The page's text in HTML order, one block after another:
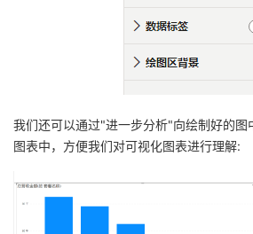
我们还可以通过"进一步分析"向绘制好的图
图表中，方便我们对可视化图表进行理解: